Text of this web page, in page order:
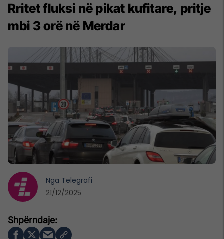
Rritet fluksi në pikat kufitare, pritje
mbi 3 orë në Merdar
Nga Telegrafi
21/12/2025